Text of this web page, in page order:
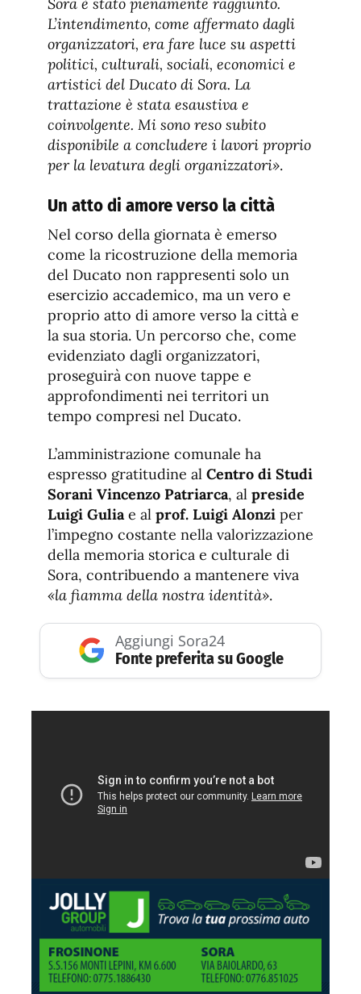
L’intendimento, come affermato dagli
organizzatori, era fare luce su aspetti
politici, culturali, sociali, economici e
artistici del Ducato di Sora. La
trattazione è stata esaustiva e
coinvolgente. Mi sono reso subito
disponibile a concludere i lavori proprio
per la levatura degli organizzatori».
Un atto di amore verso la città
Nel corso della giornata è emerso
come la ricostruzione della memoria
del Ducato non rappresenti solo un
esercizio accademico, ma un vero e
proprio atto di amore verso la città e
la sua storia. Un percorso che, come
evidenziato dagli organizzatori,
proseguirà con nuove tappe e
approfondimenti nei territori un
tempo compresi nel Ducato.
L’amministrazione comunale ha
espresso gratitudine al Centro di Studi
Sorani Vincenzo Patriarca, al preside
Luigi Gulia e al prof. Luigi Alonzi per
l’impegno costante nella valorizzazione
della memoria storica e culturale di
Sora, contribuendo a mantenere viva
«la fiamma della nostra identità».
Aggiungi Sora24
Fonte preferita su Google